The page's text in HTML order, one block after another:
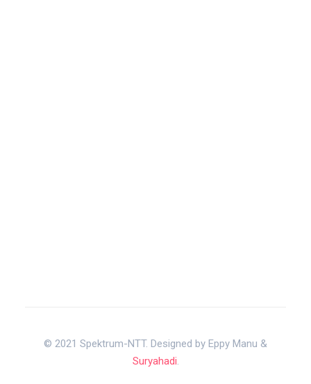
© 2021 Spektrum-NTT. Designed by Eppy Manu &
Suryahadi.